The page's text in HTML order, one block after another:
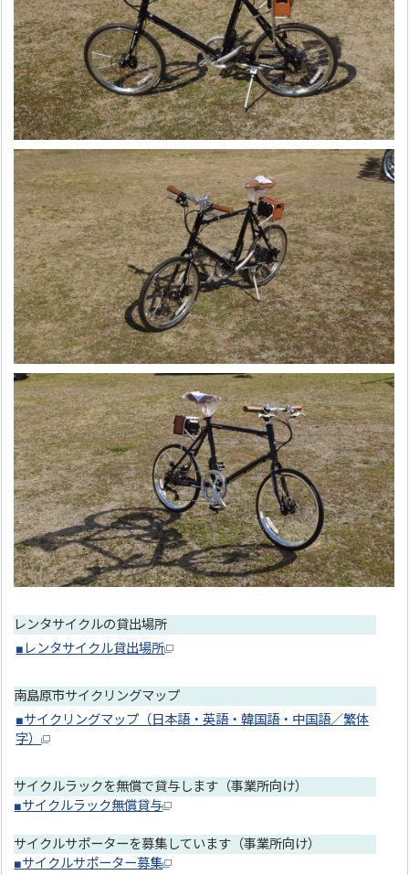
レンタサイクルの貸出場所
■レンタサイクル貸出場所
南島原市サイクリングマップ
■サイクリングマップ（日本語・英語・韓国語・中国語／繁体
字）
サイクルラックを無償で貸与します（事業所向け）
■サイクルラック無償貸与
サイクルサポーターを募集しています（事業所向け）
■サイクルサポーター募集